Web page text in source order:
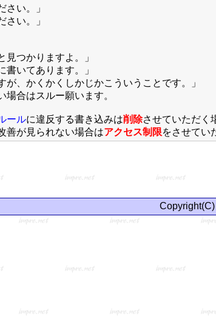
さい。」
さい。」
見つかりますよ。」
書いてあります。」
が、かくかくしかじかこういうことです。」
場合はスルー願います。
ールに違反する書き込みは削除させていただく
善が見られない場合はアクセス制限をさせてい